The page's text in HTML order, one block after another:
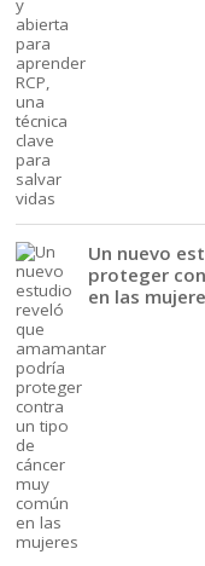
Un nuevo
proteger
en las